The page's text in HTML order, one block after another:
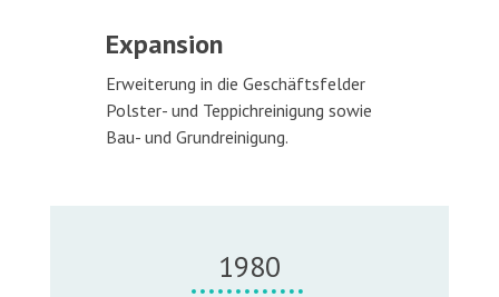
Expansion
Erweiterung in die Geschäftsfelder
Polster- und Teppichreinigung sowie
Bau- und Grundreinigung.
1980